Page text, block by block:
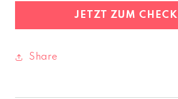
DOC
2025
DOC
JETZT ZUM
Share